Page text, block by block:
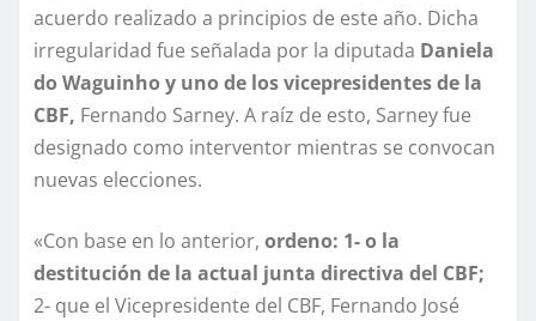
acuerdo realizado a principios de este año. Dicha
irregularidad fue señalada por la diputada Daniela
do Waguinho y uno de los vicepresidentes de la
CBF, Fernando Sarney. A raíz de esto, Sarney fue
designado como interventor mientras se convocan
nuevas elecciones.
«Con base en lo anterior, ordeno: 1- o la
destitución de la actual junta directiva del CBF;
2- que el Vicepresidente del CBF, Fernando José